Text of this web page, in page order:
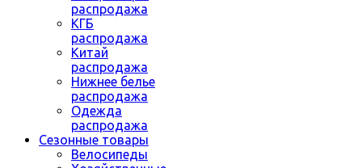
распродажа
КГБ
распродажа
Китай
распродажа
Нижнее белье
распродажа
Одежда
распродажа
Сезонные товары
Велосипеды